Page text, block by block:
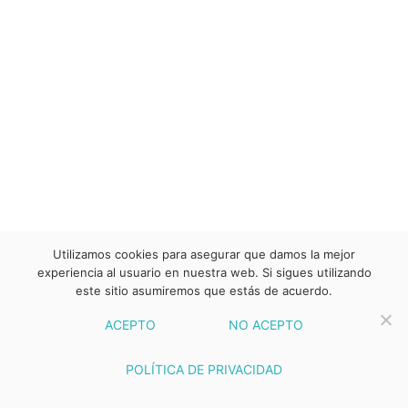
Utilizamos cookies para asegurar que damos la mejor
experiencia al usuario en nuestra web. Si sigues utilizando
este sitio asumiremos que estás de acuerdo.
ACEPTO NO ACEPTO
POLÍTICA DE PRIVACIDAD